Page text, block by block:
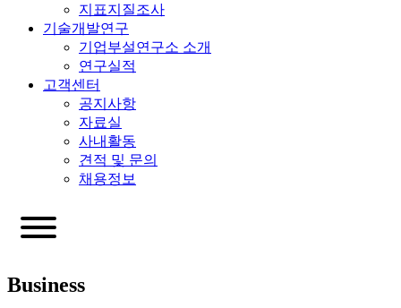
지표지질조사
기술개발연구
기업부설연구소 소개
연구실적
고객센터
공지사항
자료실
사내활동
견적 및 문의
채용정보
Business